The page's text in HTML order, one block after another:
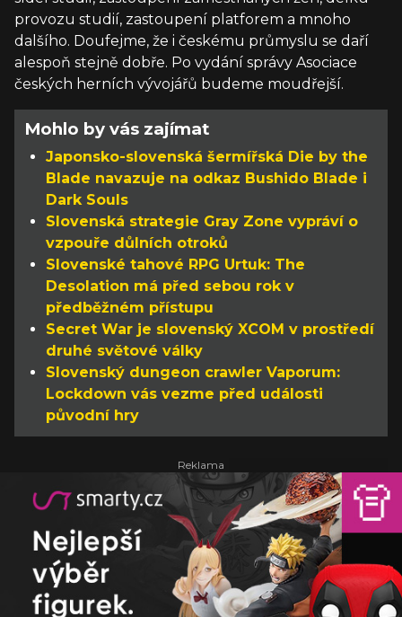
provozu studií, zastoupení platforem a mnoho
dalšího. Doufejme, že i českému průmyslu se daří
alespoň stejně dobře. Po vydání správy Asociace
českých herních vývojářů budeme moudřejší.
Mohlo by vás zajímat
Japonsko-slovenská šermířská Die by the
Blade navazuje na odkaz Bushido Blade i
Dark Souls
Slovenská strategie Gray Zone vypráví o
vzpouře důlních otroků
Slovenské tahové RPG Urtuk: The
Desolation má před sebou rok v
předběžném přístupu
Secret War je slovenský XCOM v prostředí
druhé světové války
Slovenský dungeon crawler Vaporum:
Lockdown vás vezme před události
původní hry